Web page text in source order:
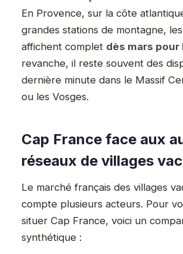
En Provence, sur la côte
grandes stations de montagne,
affichent complet dès mars pour
revanche, il reste souvent des
dernière minute dans le Massif
ou les Vosges.
Cap France face aux
réseaux de villages
Le marché français des villages
compte plusieurs acteurs. Pour
situer Cap France, voici un
synthétique :